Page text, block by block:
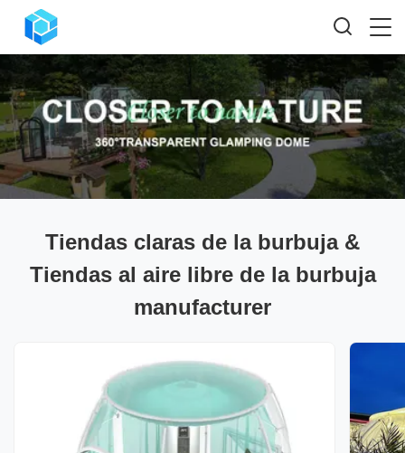
Tiendas claras de la burbuja &
Tiendas al aire libre de la burbuja
manufacturer